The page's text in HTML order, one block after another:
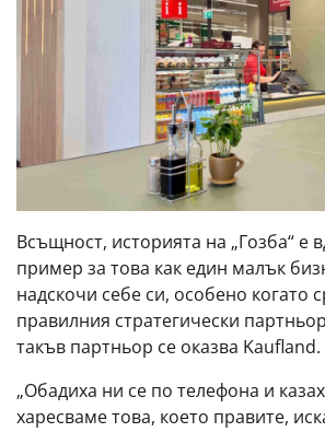
Всъщност, историята на „Гозба“ е
пример за това как един малък
надскочи себе си, особено когато
правилния стратегически
такъв партньор се оказва Kaufland.
„Обадиха ни се по телефона и
харесваме това, което правите,